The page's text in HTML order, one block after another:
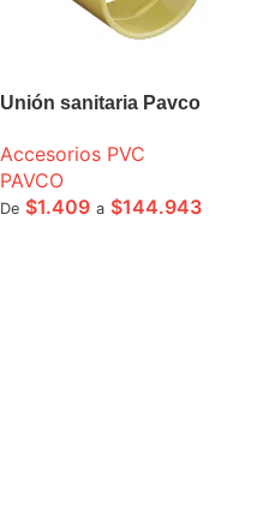
Unión sanitaria Pavco
Accesorios PVC
PAVCO
De $1.409 a $144.943